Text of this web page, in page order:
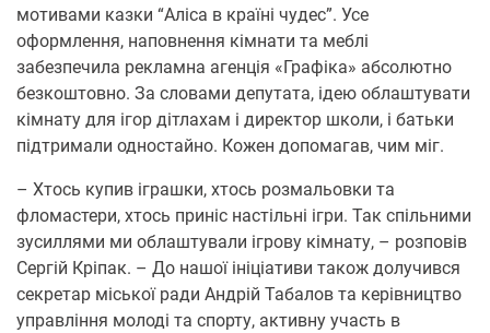
мотивами казки “Аліса в країні чудес”. Усе
оформлення, наповнення кімнати та меблі
забезпечила рекламна агенція «Графіка» абсолютно
безкоштовно. За словами депутата, ідею облаштувати
кімнату для ігор дітлахам і директор школи, і батьки
підтримали одностайно. Кожен допомагав, чим міг.
– Хтось купив іграшки, хтось розмальовки та
фломастери, хтось приніс настільні ігри. Так спільними
зусиллями ми облаштували ігрову кімнату, – розповів
Сергій Кріпак. – До нашої ініціативи також долучився
секретар міської ради Андрій Табалов та керівництво
управління молоді та спорту, активну участь в